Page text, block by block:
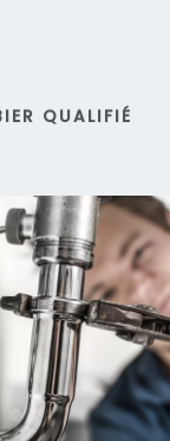
QUALIFIÉ